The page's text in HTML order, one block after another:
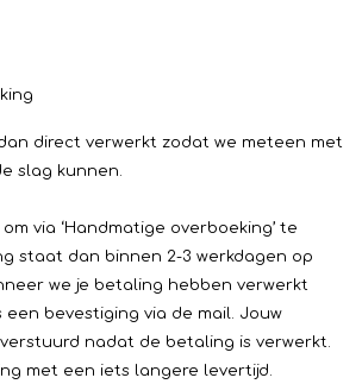
direct verwerkt zodat we meteen met
slag kunnen.
via ‘Handmatige overboeking’ te
staat dan binnen 2-3 werkdagen op
we je betaling hebben verwerkt
een bevestiging via de mail. Jouw
nadat de betaling is verwerkt.
met een iets langere levertijd.